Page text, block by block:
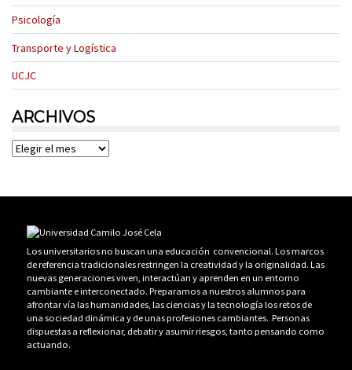
Psicología
Transporte y Logística
UCJC
ARCHIVOS
Archivos
Los universitarios no buscan una educación convencional. Los marcos
de referencia tradicionales restringen la creatividad y la originalidad. Las
nuevas generaciones viven, interactúan y aprenden en un entorno
cambiante e interconectado. Preparamos a nuestros alumnos para
afrontar vía las humanidades, las ciencias y la tecnología los retos de
una sociedad dinámica y de unas profesiones cambiantes. Personas
dispuestas a reflexionar, debatir y asumir riesgos, tanto pensando como
actuando.